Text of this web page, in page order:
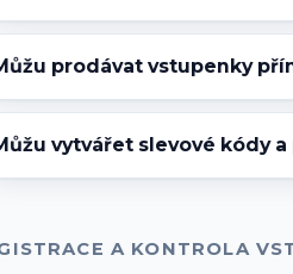
prodávat vstupenky
vytvářet slevové kódy a
A KONTROLA